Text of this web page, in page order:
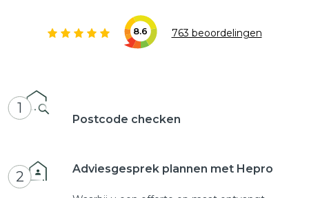
8.6 763 beoordelingen
1
Postcode checken
2 Adviesgesprek plannen met Hepro